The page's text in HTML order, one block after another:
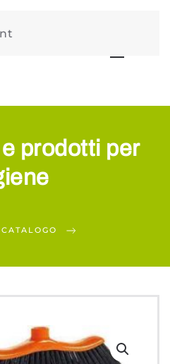
prodotti per